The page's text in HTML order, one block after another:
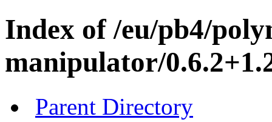
Index of /eu/pb4/
manipulator/
Parent Directory